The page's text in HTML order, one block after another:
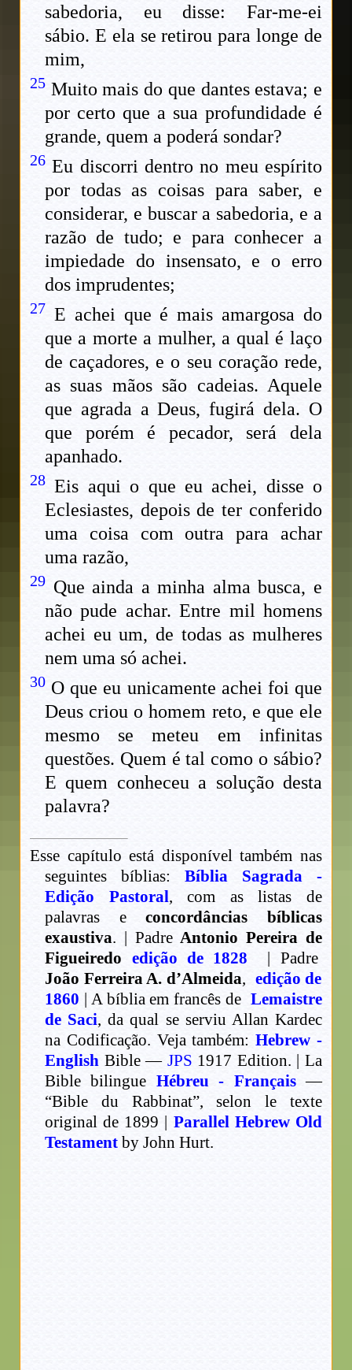
sabedoria, eu disse: Far-me-ei
sábio. E ela se retirou para longe de
mim,
25 Muito mais do que dantes estava; e
por certo que a sua profundidade é
grande, quem a poderá sondar?
26 Eu discorri dentro no meu espírito
por todas as coisas para saber, e
considerar, e buscar a sabedoria, e a
razão de tudo; e para conhecer a
impiedade do insensato, e o erro
dos imprudentes;
27 E achei que é mais amargosa do
que a morte a mulher, a qual é laço
de caçadores, e o seu coração rede,
as suas mãos são cadeias. Aquele
que agrada a Deus, fugirá dela. O
que porém é pecador, será dela
apanhado.
28 Eis aqui o que eu achei, disse o
Eclesiastes, depois de ter conferido
uma coisa com outra para achar
uma razão,
29 Que ainda a minha alma busca, e
não pude achar. Entre mil homens
achei eu um, de todas as mulheres
nem uma só achei.
30 O que eu unicamente achei foi que
Deus criou o homem reto, e que ele
mesmo se meteu em infinitas
questões. Quem é tal como o sábio?
E quem conheceu a solução desta
palavra?
Esse capítulo está disponível também nas
seguintes bíblias: Bíblia Sagrada -
Edição Pastoral, com as listas de
palavras econcordâncias bíblicas
exaustiva. | PadreAntonio Pereira de
Figueiredo edição de 1828 | Padre
João Ferreira A. d’Almeida, edição de
1860 | A bíblia em francês de Lemaistre
de Saci, da qual se serviu Allan Kardec
na Codificação. Veja também:Hebrew -
English Bible — JPS 1917 Edition. | La
Bible bilingue Hébreu - Français —
“Bible du Rabbinat”, selon le texte
original de 1899 | Parallel Hebrew Old
Testament by John Hurt.